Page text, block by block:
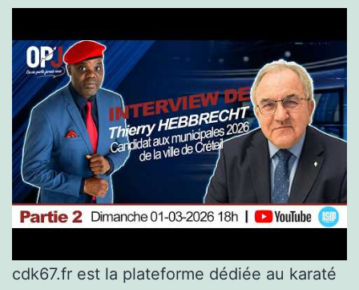
cdk67.fr est la plateforme dédiée au karaté